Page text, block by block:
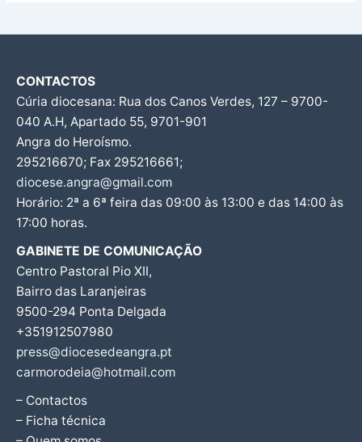
CONTACTOS
Cúria diocesana: Rua dos Canos Verdes, 127 – 9700-
040 A.H, Apartado 55, 9701-901
Angra do Heroísmo.
295216670; Fax 295216661;
diocese.angra@gmail.com
Horário: 2ª a 6ª feira das 09:00 às 13:00 e das 14:00 às
17:00 horas.
GABINETE DE COMUNICAÇÃO
Centro Pastoral Pio XII,
Bairro das Laranjeiras
9500-294 Ponta Delgada
+351912507980
press@diocesedeangra.pt
carmorodeia@hotmail.com
– Contactos
– Ficha técnica